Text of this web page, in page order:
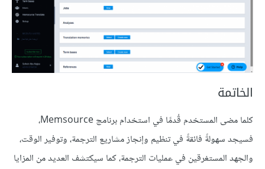
الخاتمة
كلما مضى المستخدم قُدمًا في استخدام برنامج Memsource،
فسيجد سهولةً فائقةً في تنظيم وإنجاز مشاريع الترجمة، وتوفير الوقت،
والجهد المستغرقين في عمليات الترجمة، كما سيكتشف العديد من المزايا